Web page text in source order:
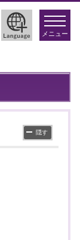
toggle
メニュー
隠す